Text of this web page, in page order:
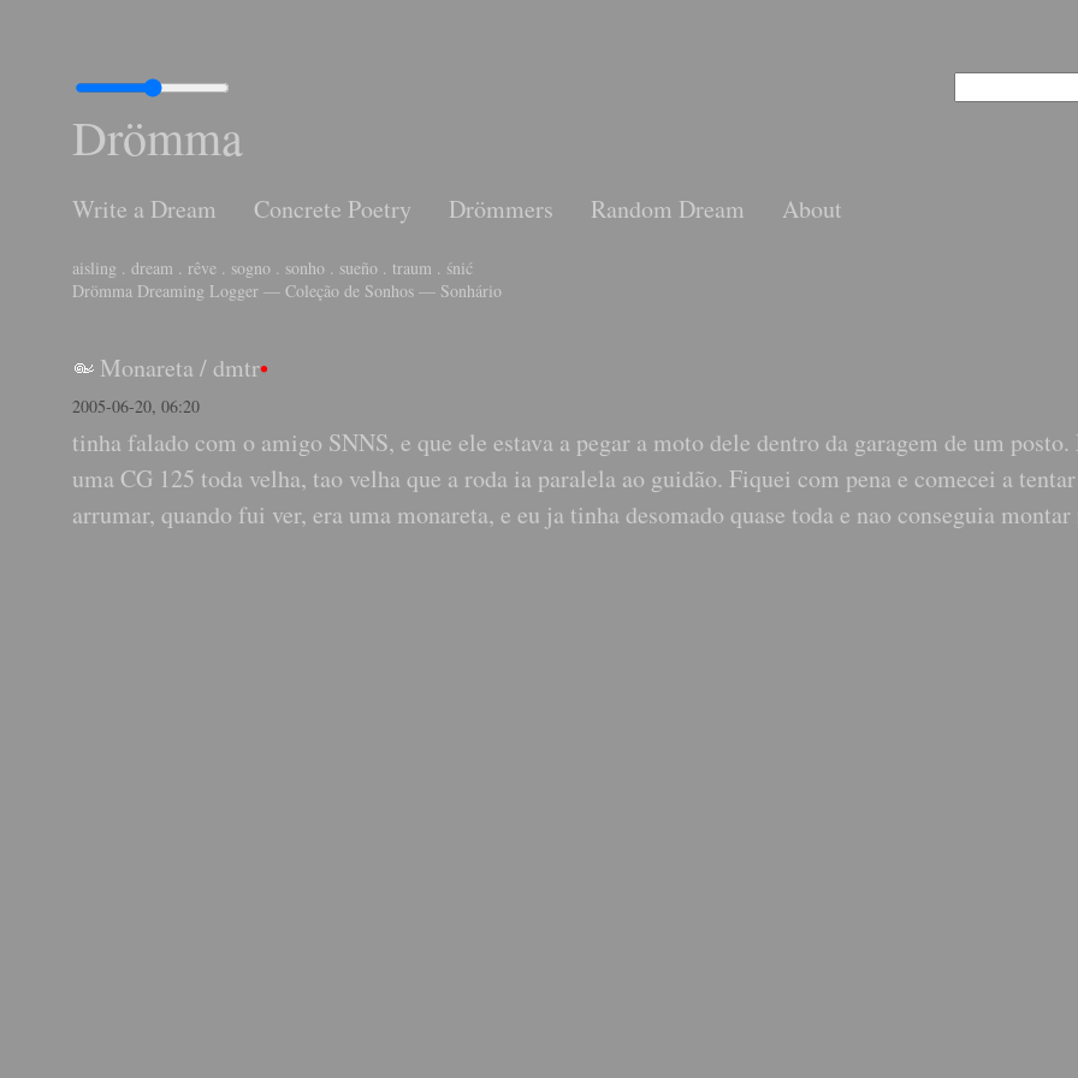
Drömma
Write a Dream Concrete Poetry Drömmers Random Dream About
aisling . dream . rêve . sogno . sonho . sueño . traum . śnić
Drömma Dreaming Logger — Coleção de Sonhos — Sonhário
Monareta / dmtr•
2005-06-20, 06:20
tinha falado com o amigo SNNS, e que ele estava a pegar a moto dele dentro da garagem de um posto.
uma CG 125 toda velha, tao velha que a roda ia paralela ao guidão. Fiquei com pena e comecei a tentar
arrumar, quando fui ver, era uma monareta, e eu ja tinha desomado quase toda e nao conseguia montar